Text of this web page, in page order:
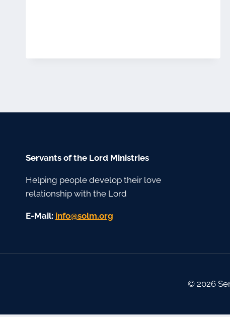
Servants of the Lord Ministries
Helping people develop their love
relationship with the Lord
E-Mail: gro.mlos@ofni
© 2026